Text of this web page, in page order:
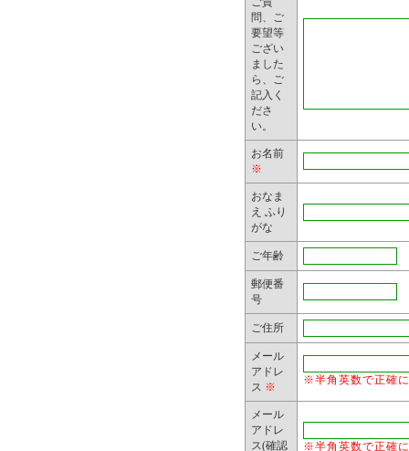
2. 個人情報
個人情報
力会社に委
開示する
小限の個
に限定しま
3. 第三者へ
弊社が、本
情報は、弊
はありませ
4. 保有個人
問、ご
要望等
ござい
ました
ら、ご
記入く
ださ
い。
お名前
※
おなま
え ふり
がな
ご年齢
郵便番
号
ご住所
メール
アドレ
ス ※
※半角英数で正確
メール
アドレ
ス(確認
※半角英数で正確